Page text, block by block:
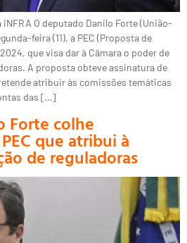
iNFRA O deputado Danilo Forte (União-
feira (11), a PEC (Proposta de
que visa dar à Câmara o poder de
A proposta obteve assinatura de
atribuir às comissões temáticas
das […]
Forte colhe
que atribui à
de reguladoras